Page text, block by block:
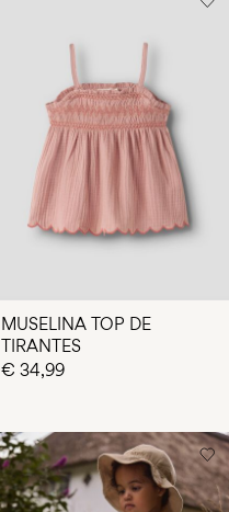
MUSELINA TOP DE
TIRANTES
€ 34,99